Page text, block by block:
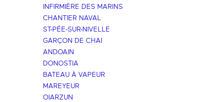
INFIRMIÈRE DES MARINS
CHANTIER NAVAL
ST-PÉE-SUR-NIVELLE
GARÇON DE CHAI
ANDOAIN
DONOSTIA
BATEAU À VAPEUR
MAREYEUR
OIARZUN